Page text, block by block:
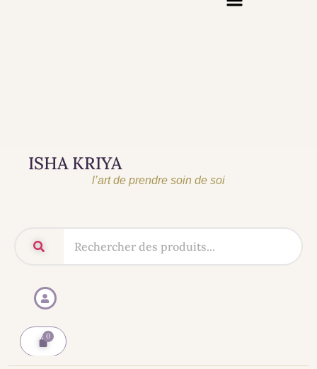
ISHA KRIYA
l’art de prendre soin de soi